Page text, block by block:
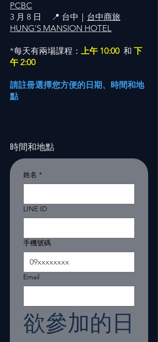
PCBC
3 月 8 日 📍 台中｜ 台中商旅
HUNG'S MANSION HOTEL
*每天有兩場課程： 上午 10:00 和 下
午 2:00
請註冊選擇您方便的日期、時間和地
點
時間和地點
姓名 *
LINE ID
手機號碼
Email
欲參加的日